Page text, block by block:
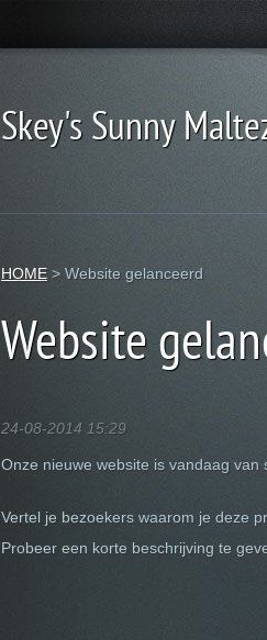
Skey's Sunny
HOME > Website gelanceerd
Website
24-08-2014 15:29
Onze nieuwe website is vandaag van
Vertel je bezoekers waarom je deze
Probeer een korte beschrijving te